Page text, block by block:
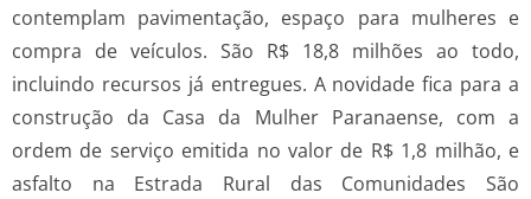
contemplam pavimentação, espaço para mulheres e
compra de veículos. São R$ 18,8 milhões ao todo,
incluindo recursos já entregues. A novidade fica para a
construção da Casa da Mulher Paranaense, com a
ordem de serviço emitida no valor de R$ 1,8 milhão, e
asfalto na Estrada Rural das Comunidades São